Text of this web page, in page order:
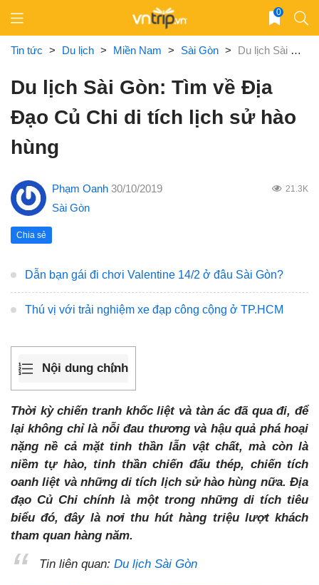
content
0
Tin tức > Du lịch > Miền Nam > Sài Gòn > Du lịch Sài Gòn: Tìm về Địa Đạo Củ Chi di tích lịch sử hào hùng
Du lịch Sài Gòn: Tìm về Địa
Đạo Củ Chi di tích lịch sử hào
hùng
Phạm Oanh 30/10/2019 21.3K
Sài Gòn
Chia sẻ
Dẫn bạn gái đi chơi Valentine 14/2 ở đâu Sài Gòn?
Thú vị với trải nghiệm xe đạp công cộng ở TP.HCM
Nội dung chính
Thời kỳ chiến tranh khốc liệt và tàn ác đã qua đi, để
lại không chỉ là nỗi đau thương và hậu quả phá hoại
nặng nề cả mặt tinh thần lẫn vật chất, mà còn là
niềm tự hào, tinh thần chiến đấu thép, chiến tích
oanh liệt và những di tích lịch sử hào hùng nữa. Địa
đạo Củ Chi chính là một trong những di tích tiêu
biểu đó, đây là nơi thu hút hàng triệu lượt khách
tham quan hàng năm.
Tin liên quan: Du lịch Sài Gòn